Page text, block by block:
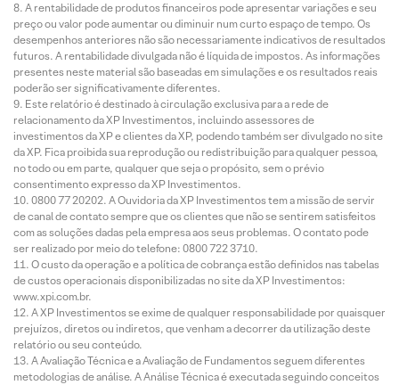
A rentabilidade de produtos financeiros pode apresentar variações e seu
preço ou valor pode aumentar ou diminuir num curto espaço de tempo. Os
desempenhos anteriores não são necessariamente indicativos de resultados
futuros. A rentabilidade divulgada não é líquida de impostos. As informações
presentes neste material são baseadas em simulações e os resultados reais
poderão ser significativamente diferentes.
Este relatório é destinado à circulação exclusiva para a rede de
relacionamento da XP Investimentos, incluindo assessores de
investimentos da XP e clientes da XP, podendo também ser divulgado no site
da XP. Fica proibida sua reprodução ou redistribuição para qualquer pessoa,
no todo ou em parte, qualquer que seja o propósito, sem o prévio
consentimento expresso da XP Investimentos.
0800 77 20202. A Ouvidoria da XP Investimentos tem a missão de servir
de canal de contato sempre que os clientes que não se sentirem satisfeitos
com as soluções dadas pela empresa aos seus problemas. O contato pode
ser realizado por meio do telefone: 0800 722 3710.
O custo da operação e a política de cobrança estão definidos nas tabelas
de custos operacionais disponibilizadas no site da XP Investimentos:
www.xpi.com.br.
A XP Investimentos se exime de qualquer responsabilidade por quaisquer
prejuízos, diretos ou indiretos, que venham a decorrer da utilização deste
relatório ou seu conteúdo.
A Avaliação Técnica e a Avaliação de Fundamentos seguem diferentes
metodologias de análise. A Análise Técnica é executada seguindo conceitos